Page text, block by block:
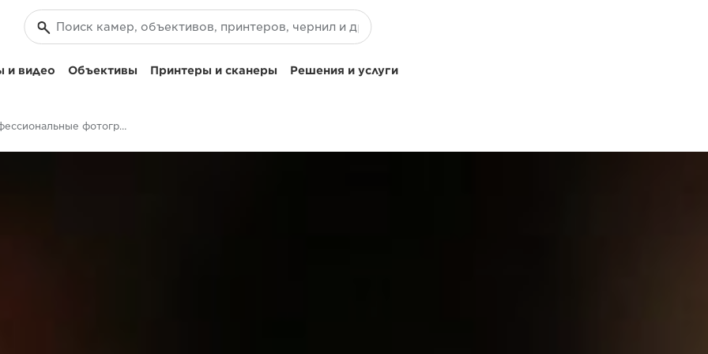
и видео Объективы Принтеры и сканеры Решения и услуги
Профессиональные фотографы - Canon EOS 5D Mark IV